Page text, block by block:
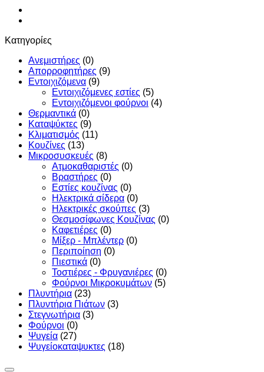
Κατηγορίες
Ανεμιστήρες (0)
Απορροφητήρες (9)
Εντoιχιζόμενα (9)
Εντοιχιζόμενες εστίες (5)
Εντοιχιζόμενοι φούρνοι (4)
Θερμαντικά (0)
Καταψύκτες (9)
Κλιματισμός (11)
Κουζίνες (13)
Μικροσυσκευές (8)
Ατμοκαθαριστές (0)
Βραστήρες (0)
Εστίες κουζίνας (0)
Ηλεκτρικά σίδερα (0)
Ηλεκτρικές σκούπες (3)
Θεσμοσίφωνες Κουζίνας (0)
Καφετιέρες (0)
Μίξερ - Μπλέντερ (0)
Περιποίηση (0)
Πιεστικά (0)
Τοστιέρες - Φρυγανιέρες (0)
Φούρνοι Μικροκυμάτων (5)
Πλυντήρια (23)
Πλυντήρια Πιάτων (3)
Στεγνωτήρια (3)
Φούρνοι (0)
Ψυγεία (27)
Ψυγείοκαταψυκτες (18)